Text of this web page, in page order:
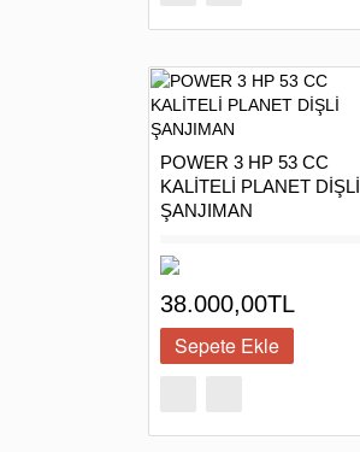
POWER 3 HP 53 CC
KALİTELİ PLANET DİŞLİ
ŞANJIMAN
38.000,00TL